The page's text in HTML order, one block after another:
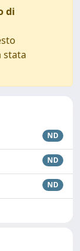
di
stata
ND
ND
ND